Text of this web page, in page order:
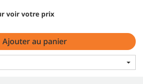
voir votre prix
Ajouter au panier